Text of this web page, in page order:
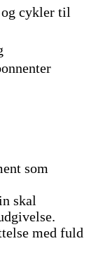
cykler til
som
skal
med fuld